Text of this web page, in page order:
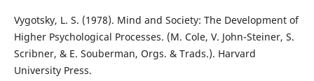
Vygotsky, L. S. (1978). Mind and Society: The Development of
Higher Psychological Processes. (M. Cole, V. John-Steiner, S.
Scribner, & E. Souberman, Orgs. & Trads.). Harvard
University Press.